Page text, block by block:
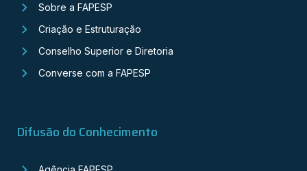
Sobre a FAPESP
Criação e Estruturação
Conselho Superior e Diretoria
Converse com a FAPESP
Difusão do Conhecimento